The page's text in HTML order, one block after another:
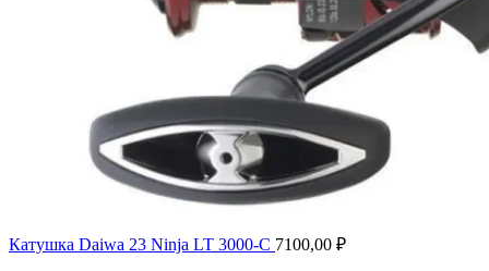
Катушка Daiwa 23 Ninja LT 3000-C 7100,00 ₽